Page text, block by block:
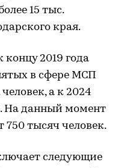
15 тыс.
края.
концу 2019 года
в сфере МСП
а к 2024
На данный момент
750 тысяч человек.
следующие